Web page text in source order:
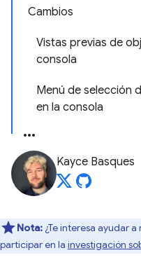
Cambios
Vistas previas de
consola
Menú de selección
en la consola
Kayce Basques
Nota: ¿Te interesa ayudar
participar en la investigación